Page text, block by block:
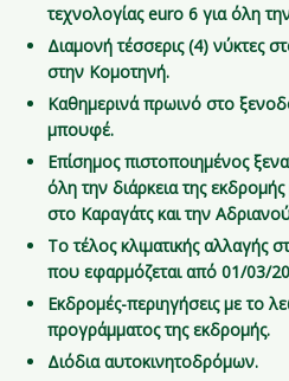
τεχνολογίαςeuro 6 για όλη
Διαμονή τέσσερις (4) νύκτες
στην Κομοτηνή.
Καθημερινά πρωινό στο
μπουφέ.
Επίσημος πιστοποιημένος
όλη την διάρκεια της
στο Καραγάτς και την
Το τέλος κλιματικής αλλαγής
που εφαρμόζεται από 01/03/
Εκδρομές-περιηγήσεις με το
προγράμματος της εκδρομής.
Διόδια αυτοκινητοδρόμων.